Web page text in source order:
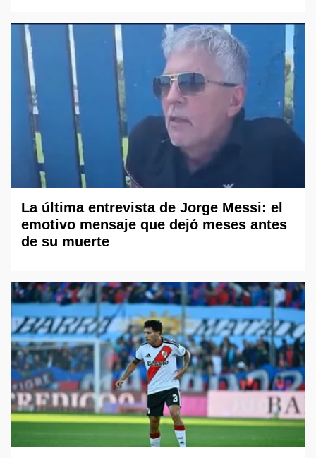
La última entrevista de Jorge Messi: el
emotivo mensaje que dejó meses antes
de su muerte